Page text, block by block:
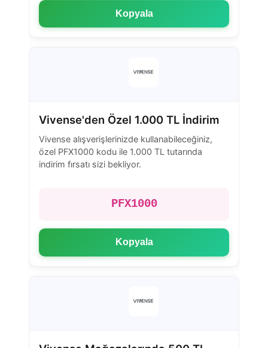
Kopyala
Vivense'den Özel 1.000 TL İndirim
Vivense alışverişlerinizde kullanabileceğiniz,
özel PFX1000 kodu ile 1.000 TL tutarında
indirim fırsatı sizi bekliyor.
PFX1000
Kopyala